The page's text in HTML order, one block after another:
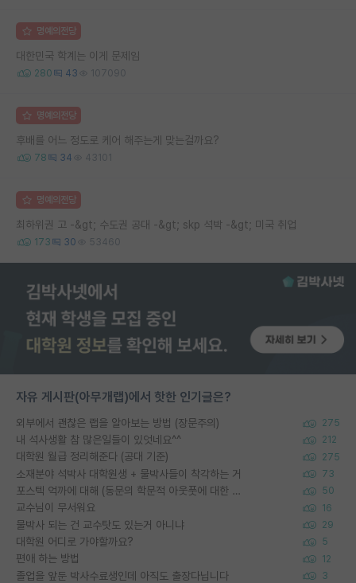
명예의전당
대한민국 학계는 이게 문제임
280 43 107090
명예의전당
후배를 어느 정도로 케어 해주는게 맞는걸까요?
78 34 43101
명예의전당
최하위권 고 -&gt; 수도권 공대 -&gt; skp 석박 -&gt; 미국 취업
173 30 53460
자유 게시판(아무개랩)에서 핫한 인기글은?
외부에서 괜찮은 랩을 알아보는 방법 (장문주의) 275
내 석사생활 참 많은일들이 있엇네요^^ 212
대학원 월급 정리해준다 (공대 기준) 275
소재분야 석박사 대학원생 + 물박사들이 착각하는 거 73
포스텍 억까에 대해 (동문의 학문적 아웃풋에 대한 반박) 50
교수님이 무서워요 16
물박사 되는 건 교수탓도 있는거 아니냐 29
대학원 어디로 가야할까요? 5
편애 하는 방법 12
졸업을 앞둔 박사수료생인데 아직도 출장다닙니다 3